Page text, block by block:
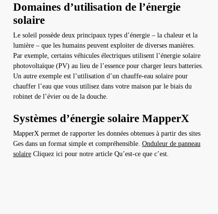
Domaines d’utilisation de l’énergie
solaire
Le soleil possède deux principaux types d’énergie – la chaleur et la
lumière – que les humains peuvent exploiter de diverses manières.
Par exemple, certains véhicules électriques utilisent l’énergie solaire
photovoltaïque (PV) au lieu de l’essence pour charger leurs batteries.
Un autre exemple est l’utilisation d’un chauffe-eau solaire pour
chauffer l’eau que vous utilisez dans votre maison par le biais du
robinet de l’évier ou de la douche.
Systèmes d’énergie solaire MapperX
MapperX permet de rapporter les données obtenues à partir des sites
Ges dans un format simple et compréhensible. Onduleur de panneau
solaireCliquez ici pour notre article Qu’est-ce que c’est.